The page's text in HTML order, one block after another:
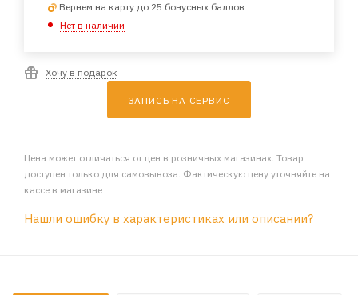
Вернем на карту до 25 бонусных баллов
Нет в наличии
Хочу в подарок
ЗАПИСЬ НА СЕРВИС
Цена может отличаться от цен в розничных магазинах. Товар
доступен только для самовывоза. Фактическую цену уточняйте на
кассе в магазине
Нашли ошибку в характеристиках или описании?